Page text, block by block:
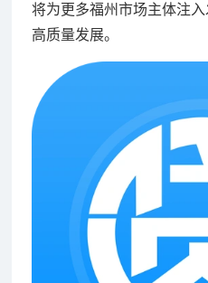
将为更多福州市场主体注
高质量发展。